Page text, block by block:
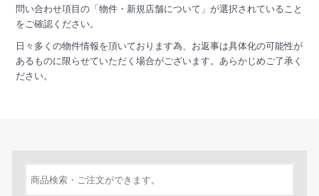
問い合わせ項目の「物件・新規店舗について」が選択されていること
をご確認ください。
日々多くの物件情報を頂いております為、お返事は具体化の可能性が
あるものに限らせていただく場合がございます。あらかじめご了承く
ださい。